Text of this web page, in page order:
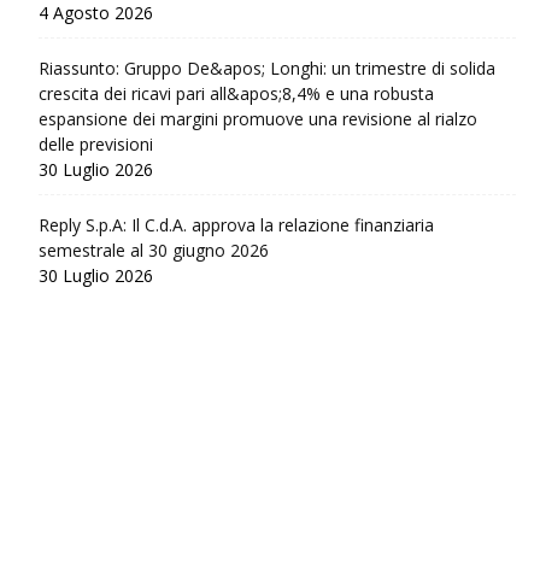
4 Agosto 2026
Riassunto: Gruppo De&apos; Longhi: un trimestre di solida
crescita dei ricavi pari all&apos;8,4% e una robusta
espansione dei margini promuove una revisione al rialzo
delle previsioni
30 Luglio 2026
Reply S.p.A: Il C.d.A. approva la relazione finanziaria
semestrale al 30 giugno 2026
30 Luglio 2026